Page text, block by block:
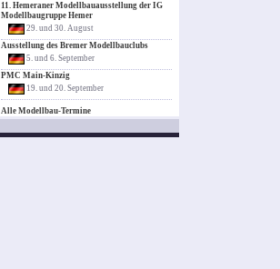
11. Hemeraner Modellbauausstellung der IG
Modellbaugruppe Hemer
29. und 30. August
Ausstellung des Bremer Modellbauclubs
5. und 6. September
PMC Main-Kinzig
19. und 20. September
Alle Modellbau-Termine